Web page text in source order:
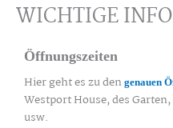
WICHTIGE
Öffnungszeiten
Hier geht es zu den genauen
Westport House, des
usw.